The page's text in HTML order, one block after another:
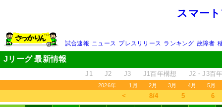
スマー
試合速報 ニュース プレスリリース ランキング 故障者
Jリーグ 最新情報
J1 J2 J3 J1百年構想 J2・J3百
2026年 1月 2月 3月 4月 5月
＜ 8/4 5 6